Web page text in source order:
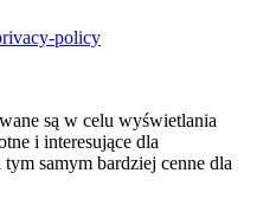
policy
są w celu wyświetlania
i interesujące dla
samym bardziej cenne dla